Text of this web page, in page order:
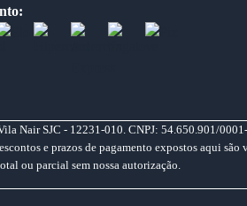
Nair SJC - 12231-010. CNPJ: 54.650.901/
e prazos de pagamento expostos aqui
ou parcial sem nossa autorização.